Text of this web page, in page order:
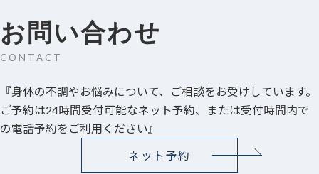
お問い合わせ
CONTACT
『身体の不調やお悩みについて、ご相談をお受けしています。
ご予約は24時間受付可能なネット予約、または受付時間内で
の電話予約をご利用ください』
ネット予約